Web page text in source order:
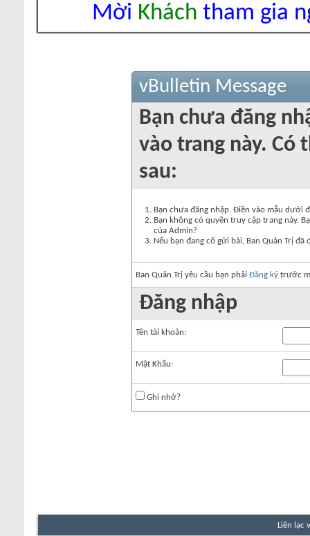
Mời Khách tham gia
vBulletin Message
Bạn chưa đăng
vào trang này. Có
sau:
Bạn chưa đăng nhập. Điền vào mẫu dưới
Bạn không có quyền truy cập trang này.
của Admin?
Nếu bạn đang cố gửi bài, Ban Quản Trị
Ban Quản Trị yêu cầu bạn phải Đăng ký trước
Đăng nhập
Tên tài khoản:
Mật Khẩu:
Ghi nhớ?
Liên lạc